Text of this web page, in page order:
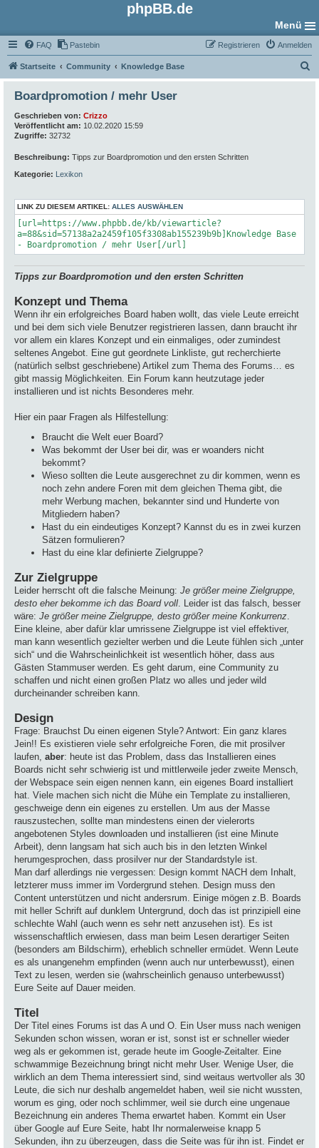
phpBB.de
Menü
FAQ Pastebin Anmelden
Registrieren
Startseite Community Knowledge Base
u
Boardpromotion / mehr User
Geschrieben von: Crizzo
Veröffentlicht am: 10.02.2020 15:59
Zugriffe: 32732
Beschreibung: Tipps zur Boardpromotion und den ersten Schritten
Kategorie: Lexikon
LINK ZU DIESEM ARTIKEL: ALLES AUSWÄHLEN
[url=https://www.phpbb.de/kb/viewarticle?
a=88&sid=57138a2a2459f105f3308ab155239b9b]Knowledge Base
- Boardpromotion / mehr User[/url]
Tipps zur Boardpromotion und den ersten Schritten
Konzept und Thema
Wenn ihr ein erfolgreiches Board haben wollt, das viele Leute erreicht
und bei dem sich viele Benutzer registrieren lassen, dann braucht ihr
vor allem ein klares Konzept und ein einmaliges, oder zumindest
seltenes Angebot. Eine gut geordnete Linkliste, gut recherchierte
(natürlich selbst geschriebene) Artikel zum Thema des Forums… es
gibt massig Möglichkeiten. Ein Forum kann heutzutage jeder
installieren und ist nichts Besonderes mehr.
Hier ein paar Fragen als Hilfestellung:
Braucht die Welt euer Board?
Was bekommt der User bei dir, was er woanders nicht
bekommt?
Wieso sollten die Leute ausgerechnet zu dir kommen, wenn es
noch zehn andere Foren mit dem gleichen Thema gibt, die
mehr Werbung machen, bekannter sind und Hunderte von
Mitgliedern haben?
Hast du ein eindeutiges Konzept? Kannst du es in zwei kurzen
Sätzen formulieren?
Hast du eine klar definierte Zielgruppe?
Zur Zielgruppe
Leider herrscht oft die falsche Meinung: Je größer meine Zielgruppe,
desto eher bekomme ich das Board voll. Leider ist das falsch, besser
wäre: Je größer meine Zielgruppe, desto größer meine Konkurrenz.
Eine kleine, aber dafür klar umrissene Zielgruppe ist viel effektiver,
man kann wesentlich gezielter werben und die Leute fühlen sich „unter
sich“ und die Wahrscheinlichkeit ist wesentlich höher, dass aus
Gästen Stammuser werden. Es geht darum, eine Community zu
schaffen und nicht einen großen Platz wo alles und jeder wild
durcheinander schreiben kann.
Design
Frage: Brauchst Du einen eigenen Style? Antwort: Ein ganz klares
Jein!! Es existieren viele sehr erfolgreiche Foren, die mit prosilver
laufen, aber: heute ist das Problem, dass das Installieren eines
Boards nicht sehr schwierig ist und mittlerweile jeder zweite Mensch,
der Webspace sein eigen nennen kann, ein eigenes Board installiert
hat. Viele machen sich nicht die Mühe ein Template zu installieren,
geschweige denn ein eigenes zu erstellen. Um aus der Masse
rauszustechen, sollte man mindestens einen der vielerorts
angebotenen Styles downloaden und installieren (ist eine Minute
Arbeit), denn langsam hat sich auch bis in den letzten Winkel
herumgesprochen, dass prosilver nur der Standardstyle ist.
Man darf allerdings nie vergessen: Design kommt NACH dem Inhalt,
letzterer muss immer im Vordergrund stehen. Design muss den
Content unterstützen und nicht andersrum. Einige mögen z.B. Boards
mit heller Schrift auf dunklem Untergrund, doch das ist prinzipiell eine
schlechte Wahl (auch wenn es sehr nett anzusehen ist). Es ist
wissenschaftlich erwiesen, dass man beim Lesen derartiger Seiten
(besonders am Bildschirm), erheblich schneller ermüdet. Wenn Leute
es als unangenehm empfinden (wenn auch nur unterbewusst), einen
Text zu lesen, werden sie (wahrscheinlich genauso unterbewusst)
Eure Seite auf Dauer meiden.
Titel
Der Titel eines Forums ist das A und O. Ein User muss nach wenigen
Sekunden schon wissen, woran er ist, sonst ist er schneller wieder
weg als er gekommen ist, gerade heute im Google-Zeitalter. Eine
schwammige Bezeichnung bringt nicht mehr User. Wenige User, die
wirklich an dem Thema interessiert sind, sind weitaus wertvoller als 30
Leute, die sich nur deshalb angemeldet haben, weil sie nicht wussten,
worum es ging, oder noch schlimmer, weil sie durch eine ungenaue
Bezeichnung ein anderes Thema erwartet haben. Kommt ein User
über Google auf Eure Seite, habt Ihr normalerweise knapp 5
Sekunden, ihn zu überzeugen, dass die Seite was für ihn ist. Findet er